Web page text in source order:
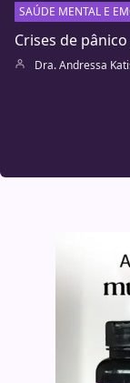
SAÚDE MENTAL E
Crises de
Dra. Andressa